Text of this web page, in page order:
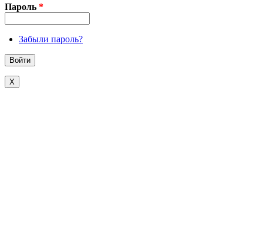
X
Пароль *
Забыли пароль?
X